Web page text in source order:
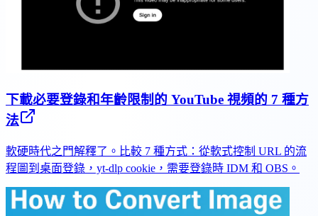
下載必要登錄和年齡限制的 YouTube 視頻的 7 種方
法
軟硬時代之門解釋了。比較 7 種方式：從軟式控制 URL 的流
程圖到桌面登錄，yt-dlp cookie，需要登錄時 IDM 和 OBS。